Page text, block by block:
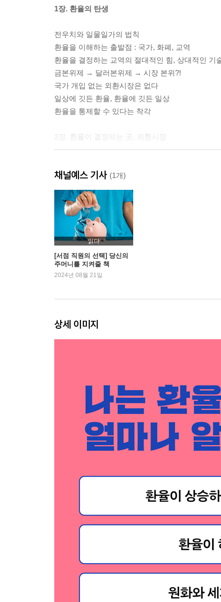
1장. 환율의 탄생
전우치와 일물일가의 법칙
환율을 이해하는 출발점 : 국가, 화폐, 교역
환율을 결정하는 교역의 절대적인 힘, 상대적인 기
금본위제 → 달러본위제 → 시장 본위?!
국가 개입 없는 외환시장은 없다
일상에 깃든 환율, 환율에 깃든 일상
환율을 통제할 수 있다는 착각
이중적인 관계, 물가와 환율
역설적인 관계, 경기 흐름과 환율
심리적인 관계, 금융시장과 환율
직관적인 관계, 금리와 환율
시간과 조건을 거래하는 외환시장
국가의 비상금, 외환보유고
3장. 달러 패권과 환율
달러 파수꾼, 미국의 환율조작국 지정
미국의 숨은 무기, 중앙은행 간 통화스왑
4장. 환율과 한국경제
한국 외환시장의 위험요인
수출만이 살 길? 환율 덕에 가능했다
5장. 달러 패권에 대한 도전과 한계
다중 플레이어 인도, 새로 부상하는 나라일까
디지털 세상에서 달러를 벗어나려는 나라들
미국에 환율과 금리를 맡긴 나라들
6장. 미국 달러 눈치 보는 일본과 유로존
채널예스 기사 (1개)
읽다
[서점 직원의 선택] 당신의
주머니를 지켜줄 책
2024년 08월 21일
상세 이미지